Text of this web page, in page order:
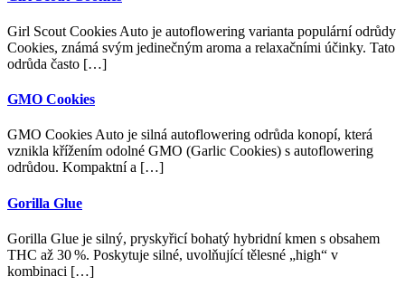
Girl Scout Cookies Auto je autoflowering varianta populární odrůdy
Cookies, známá svým jedinečným aroma a relaxačními účinky. Tato
odrůda často […]
GMO Cookies
GMO Cookies Auto je silná autoflowering odrůda konopí, která
vznikla křížením odolné GMO (Garlic Cookies) s autoflowering
odrůdou. Kompaktní a […]
Gorilla Glue
Gorilla Glue je silný, pryskyřicí bohatý hybridní kmen s obsahem
THC až 30 %. Poskytuje silné, uvolňující tělesné „high“ v
kombinaci […]